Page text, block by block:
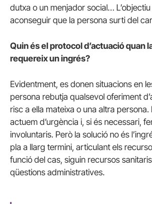
dutxa o un menjador social…
aconseguir que la persona surti del
Quin és el protocol d’actuació quan
requereix un ingrés?
Evidentment, es donen situacions en
persona rebutja qualsevol oferiment
risc a ella mateixa o una altra
actuem d’urgència i, si és necessari,
involuntaris. Però la solució no és
pla a llarg termini, articulant els
funció del cas, siguin recursos
qüestions administratives.